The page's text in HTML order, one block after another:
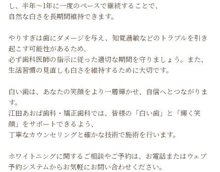
し、半年〜1年に一度のペースで継続することで、
自然な白さを長期間維持できます。
やりすぎは歯にダメージを与え、知覚過敏などのトラブルを引き
起こす可能性があるため、
必ず歯科医師の指示に従った適切な期間を守りましょう。また、
生活習慣の見直しも白さを維持するために大切です。
白い歯は、あなたの笑顔をより一層輝かせ、自信へとつながりま
す。
江田あおば歯科・矯正歯科では、皆様の「白い歯」と「輝く笑
顔」をサポートできるよう、
丁寧なカウンセリングと確かな技術で施術を行います。
ホワイトニングに関するご相談やご予約は、お電話またはウェブ
予約システムからお気軽にお問い合わせください。